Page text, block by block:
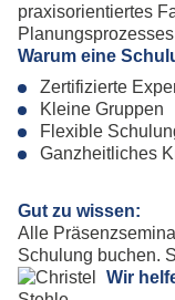
praxisorientiertes
Warum eine
Zertifizierte
Kleine Gruppen
Flexible
Ganzheitliches
Gut zu wissen:
Alle
Schulung buchen.
Wir